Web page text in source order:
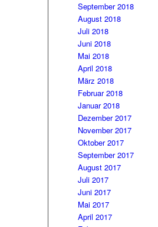
September 2018
August 2018
Juli 2018
Juni 2018
Mai 2018
April 2018
März 2018
Februar 2018
Januar 2018
Dezember 2017
November 2017
Oktober 2017
September 2017
August 2017
Juli 2017
Juni 2017
Mai 2017
April 2017